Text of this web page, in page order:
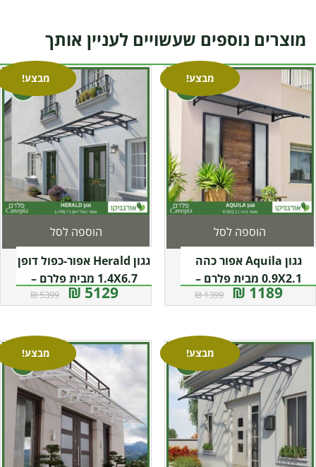
מוצרים נוספים שעשויים לעניין אותך
מבצע!
גגון Aquila אפור כהה
0.9X2.1 מבית פלרם –
Canopia
1189 ₪
1399 ₪
הוספה לסל
מבצע!
גגון Herald אפור-כפול דופן
1.4X6.7 מבית פלרם –
Canopia
5129 ₪
5399 ₪
הוספה לסל
מבצע! מבצע!